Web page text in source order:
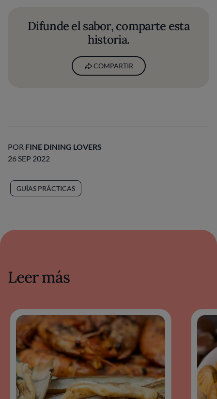
Difunde el sabor, comparte esta
historia.
COMPARTIR
POR FINE DINING LOVERS
26 SEP 2022
GUÍAS PRÁCTICAS
Leer más